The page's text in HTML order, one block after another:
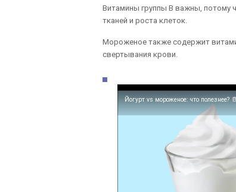
Витамины группы В важны, потому
тканей и роста клеток.
Мороженое также содержит
свертывания крови.
Йогурт vs мороженое: что полезнее?